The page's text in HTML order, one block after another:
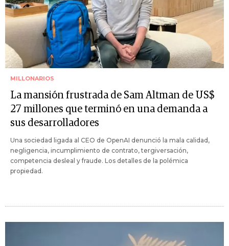
MILLONARIOS
La mansión frustrada de Sam Altman de US$
27 millones que terminó en una demanda a
sus desarrolladores
Una sociedad ligada al CEO de OpenAI denunció la mala calidad,
negligencia, incumplimiento de contrato, tergiversación,
competencia desleal y fraude. Los detalles de la polémica
propiedad.